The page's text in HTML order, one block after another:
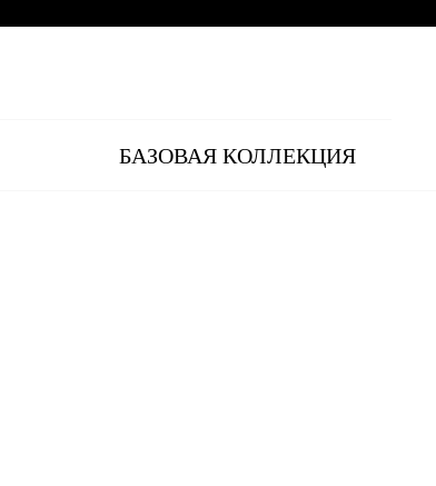
БАЗОВАЯ КОЛЛЕКЦИЯ